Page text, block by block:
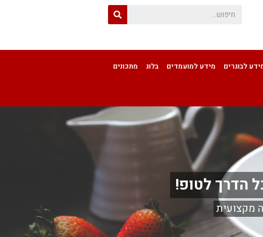
לבוגרים מידע למועמדים בלוג מתכונים
הדרך לטופ!
מקצועית